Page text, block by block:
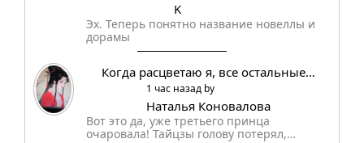
K
Эх. Теперь понятно название новеллы и
дорамы
Когда расцветаю я, все остальные…
1 час назад by
Наталья Коновалова
Вот это да, уже третьего принца
очаровала! Тайцзы голову потерял,…